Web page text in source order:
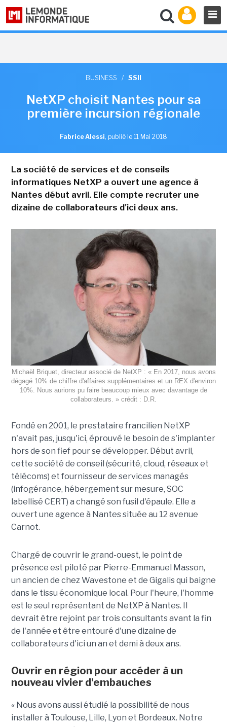
BUSINESS / SSII
NetXP choisit Nantes pour sa
première incursion régionale
Fabrice Alessi, publié le 11 Mai 2018
La société de services et de conseils
informatiques NetXP a ouvert une agence à
Nantes début avril. Elle compte recruter une
dizaine de collaborateurs d'ici deux ans.
Michaël Briquet, directeur associé de NetXP : « En 2017, nous avons
dégagé 10% de chiffre d'affaires supplémentaires et un REX d'environ
10%. Nous aurions pu faire beaucoup mieux avec davantage de
collaborateurs. » crédit : D.R.
Fondé en 2001, le prestataire francilien NetXP
n'avait pas, jusqu'ici, éprouvé le besoin de s'implanter
hors de son fief pour se développer. Début avril,
cette société de conseil (sécurité, cloud, réseaux et
télécoms) et fournisseur de services managés
(infogérance, hébergement sur mesure, SOC
labellisé CERT) a changé son fusil d'épaule. Elle a
ouvert une agence à Nantes située au 12 avenue
Carnot.
Chargé de couvrir le grand-ouest, le point de
présence est piloté par Pierre-Emmanuel Masson,
un ancien de chez Wavestone et de Gigalis qui baigne
dans le tissu économique local. Pour l'heure, l'homme
est le seul représentant de NetXP à Nantes. Il
devrait être rejoint par trois consultants avant la fin
de l'année et être entouré d'une dizaine de
collaborateurs d'ici un an et demi à deux ans.
Ouvrir en région pour accéder à un
nouveau vivier d'embauches
« Nous avons aussi étudié la possibilité de nous
installer à Toulouse, Lille, Lyon et Bordeaux. Notre